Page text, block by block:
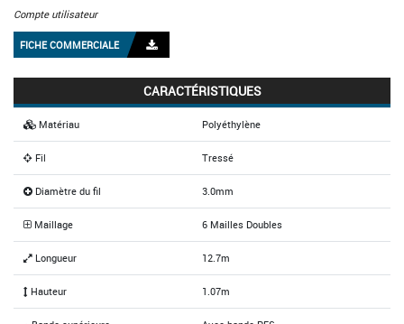
Compte utilisateur
FICHE COMMERCIALE
CARACTÉRISTIQUES
Matériau Polyéthylène
Fil Tressé
Diamètre du fil 3.0mm
Maillage 6 Mailles Doubles
Longueur 12.7m
Hauteur 1.07m